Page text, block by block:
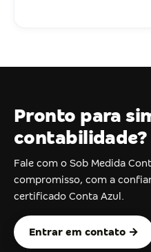
Pronto para
contabilidade?
Fale com o Sob Medida
compromisso, com a
certificado Conta Azul.
Entrar em contato →